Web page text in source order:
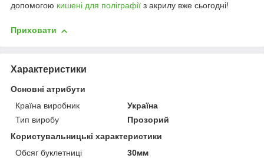
допомогою кишені для поліграфії з акрилу вже сьогодні!
Приховати
Характеристики
Основні атрибути
Країна виробник
Україна
Тип виробу
Прозорий
Користувальницькі характеристики
Обсяг буклетниці
30мм